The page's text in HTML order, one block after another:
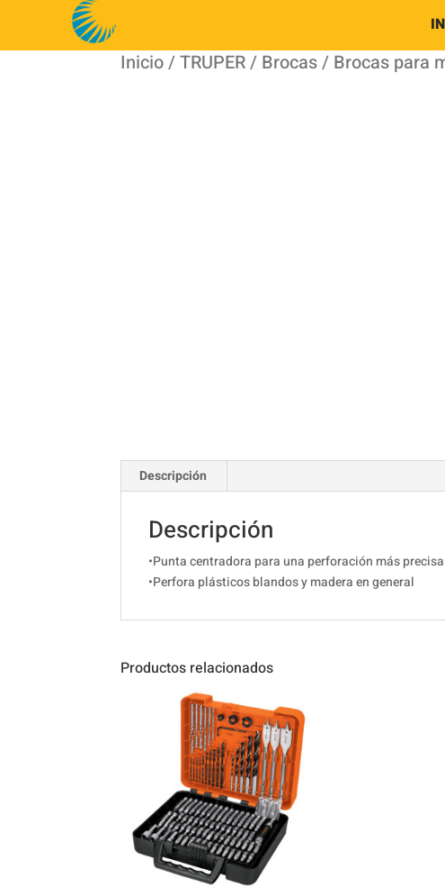
Inicio/TRUPER/ Brocas/ Brocas para
Descripción
Descripción
•Punta centradora para una perforación más precisa
•Perfora plásticos blandos y madera en general
Productos relacionados